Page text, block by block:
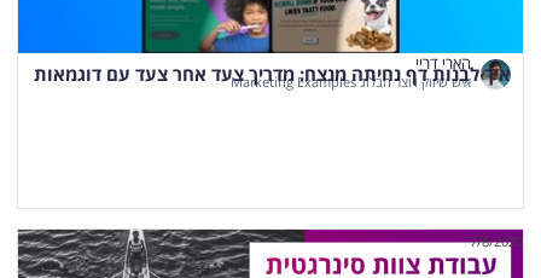
איך לבנות דף נחיתה מנצח: מדריך צעד אחר צעד עם דוגמאות
הארי דריי
איש שיווק ויוצר הבלוג Marketing Examples
7/8/2020